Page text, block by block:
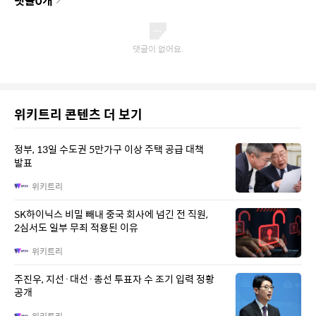
위키트리 콘텐츠 더 보기
정부, 13일 수도권 5만가구 이상 주택 공급 대책
발표
위키트리
SK하이닉스 비밀 빼내 중국 회사에 넘긴 전 직원,
2심서도 일부 무죄 적용된 이유
위키트리
주진우, 지선·대선·총선 투표자 수 조기 입력 정황
공개